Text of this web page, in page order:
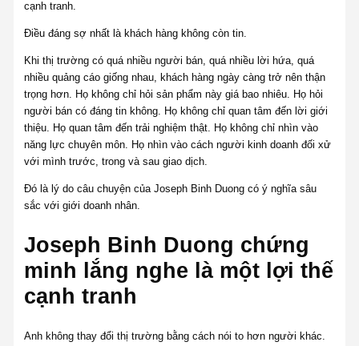
cạnh tranh.
Điều đáng sợ nhất là khách hàng không còn tin.
Khi thị trường có quá nhiều người bán, quá nhiều lời hứa, quá
nhiều quảng cáo giống nhau, khách hàng ngày càng trở nên thận
trọng hơn. Họ không chỉ hỏi sản phẩm này giá bao nhiêu. Họ hỏi
người bán có đáng tin không. Họ không chỉ quan tâm đến lời giới
thiệu. Họ quan tâm đến trải nghiệm thật. Họ không chỉ nhìn vào
năng lực chuyên môn. Họ nhìn vào cách người kinh doanh đối xử
với mình trước, trong và sau giao dịch.
Đó là lý do câu chuyện của Joseph Binh Duong có ý nghĩa sâu
sắc với giới doanh nhân.
Joseph Binh Duong chứng
minh lắng nghe là một lợi thế
cạnh tranh
Anh không thay đổi thị trường bằng cách nói to hơn người khác.